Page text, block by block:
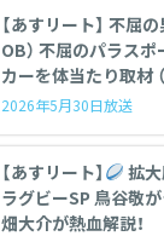
【あすリート】 不屈の男 原口文仁（
OB） 不屈のパラスポーツ アンプ
カーを体当たり取材 （
2026年5月30日放送
【あすリート】
拡大版 初心者で
ラグビーSP 鳥谷敬がラグビー初体験 & 大
畑大介が熱血解説！